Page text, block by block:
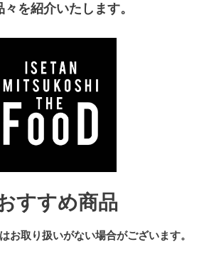
々を紹介いたします。
すすめ商品
お取り扱いがない場合がございます。